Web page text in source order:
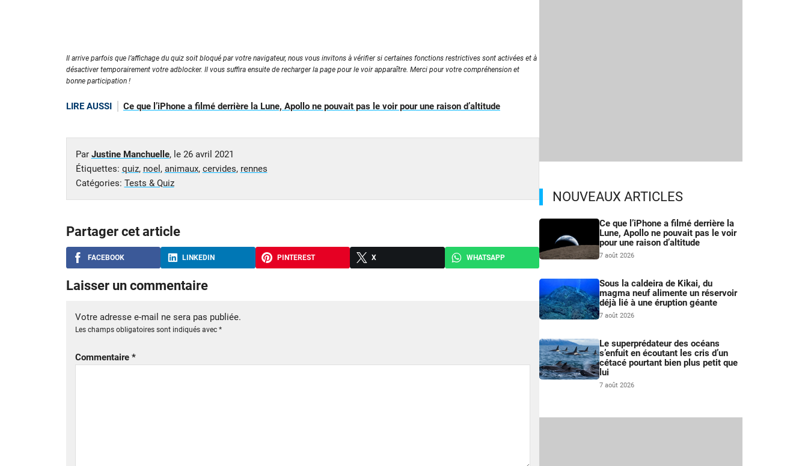
Il arrive parfois que l’affichage du quiz soit bloqué par votre navigateur, nous vous invitons à vérifier si certaines fonctions restrictives sont activées et à
désactiver temporairement votre adblocker. Il vous suffira ensuite de recharger la page pour le voir apparaître. Merci pour votre compréhension et
bonne participation !
LIRE AUSSI Ce que l’iPhone a filmé derrière la Lune, Apollo ne pouvait pas le voir pour une raison d’altitude
Par Justine Manchuelle, le 26 avril 2021
Étiquettes: quiz, noel , animaux, cervides, rennes
Catégories: Tests & Quiz
Partager cet article
FACEBOOK LINKEDIN PINTEREST X WHATSAPP
Laisser un commentaire
Votre adresse e-mail ne sera pas publiée.
Les champs obligatoires sont indiqués avec *
Commentaire *
NOUVEAUX ARTICLES
Ce que l’iPhone a filmé derrière la
Lune, Apollo ne pouvait pas le voir
pour une raison d’altitude
7 août 2026
Sous la caldeira de Kikai, du
magma neuf alimente un réservoir
déjà lié à une éruption géante
7 août 2026
Le superprédateur des océans
s’enfuit en écoutant les cris d’un
cétacé pourtant bien plus petit que
lui
7 août 2026